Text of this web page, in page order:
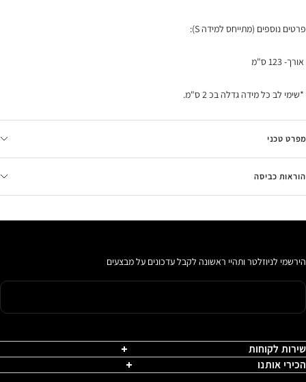
פרטים נוספים (מתייחס למידה S):
אורך- 123 ס"מ
*שימי לב כל מידה גדלה בכ 2 ס"מ.
מפרט טכני
הוראות כביסה
הירשמי לניוזלטר ותהיי ראשונה לקבל עדכונים על מבצעים
שירות לקוחות
הכירי אותנו